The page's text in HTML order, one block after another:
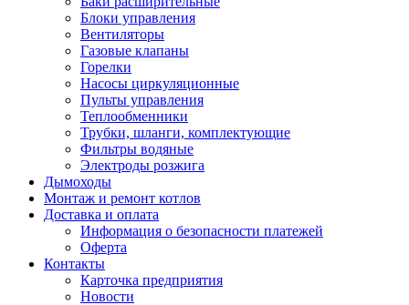
Блоки управления
Вентиляторы
Газовые клапаны
Горелки
Насосы циркуляционные
Пульты управления
Теплообменники
Трубки, шланги, комплектующие
Фильтры водяные
Электроды розжига
Дымоходы
Монтаж и ремонт котлов
Доставка и оплата
Информация о безопасности платежей
Оферта
Контакты
Карточка предприятия
Новости